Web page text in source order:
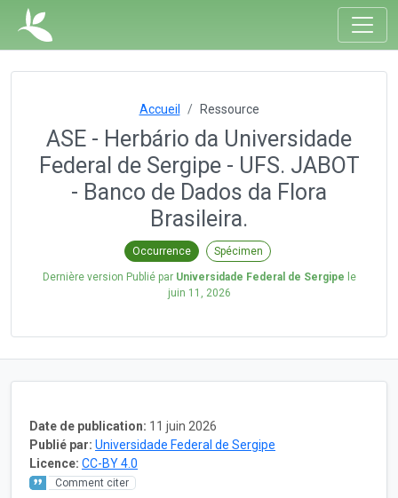
Accueil Ressource
ASE - Herbário da Universidade
Federal de Sergipe - UFS. JABOT
- Banco de Dados da Flora
Brasileira.
Occurrence Spécimen
Dernière version Publié par Universidade Federal de Sergipe le
juin 11, 2026
Date de publication: 11 juin 2026
Publié par: Universidade Federal de Sergipe
Licence: CC-BY 4.0
Comment citer